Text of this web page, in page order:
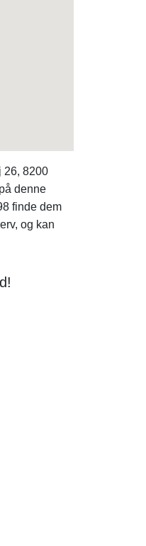
26, 8200
denne
finde dem
og kan